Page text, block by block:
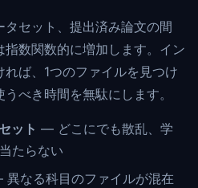
セット、提出済み論文の間
数関数的に増加します。イン
ば、1つのファイルを見つけ
べき時間を無駄にします。
ット — どこにでも散乱、学
たらない
なる科目のファイルが混在